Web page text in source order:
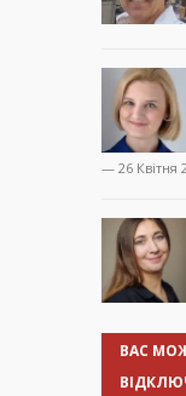
— 26 Квітня
ВАС